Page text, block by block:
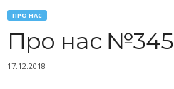
ПРО НАС
Про нас №345
17.12.2018